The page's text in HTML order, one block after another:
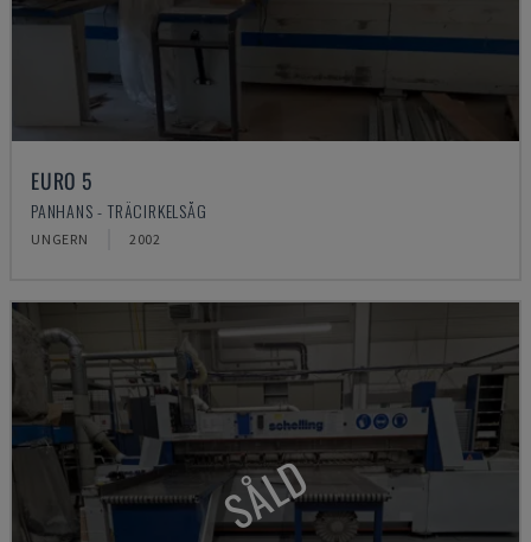
EURO 5
PANHANS - TRÄCIRKELSÅG
UNGERN 2002
SÅLD